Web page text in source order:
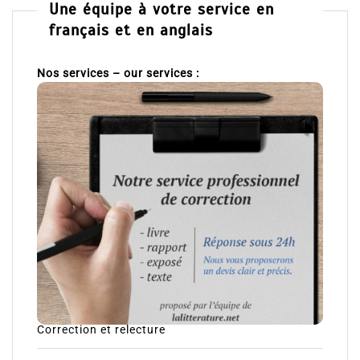
Une équipe à votre service en
français et en anglais
Nos services – our services :
Correction et relecture